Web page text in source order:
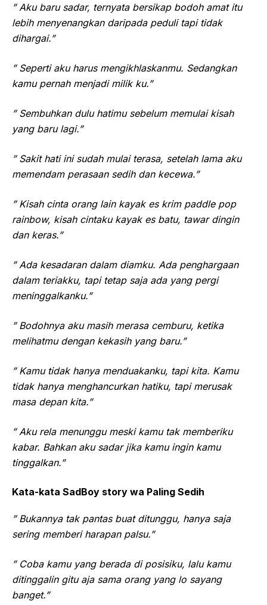
” Aku baru sadar, ternyata bersikap bodoh amat itu
lebih menyenangkan daripada peduli tapi tidak
dihargai.”
” Seperti aku harus mengikhlaskanmu. Sedangkan
kamu pernah menjadi milik ku.”
” Sembuhkan dulu hatimu sebelum memulai kisah
yang baru lagi.”
” Sakit hati ini sudah mulai terasa, setelah lama aku
memendam perasaan sedih dan kecewa.”
” Kisah cinta orang lain kayak es krim paddle pop
rainbow, kisah cintaku kayak es batu, tawar dingin
dan keras.”
” Ada kesadaran dalam diamku. Ada penghargaan
dalam teriakku, tapi tetap saja ada yang pergi
meninggalkanku.”
” Bodohnya aku masih merasa cemburu, ketika
melihatmu dengan kekasih yang baru.”
” Kamu tidak hanya menduakanku, tapi kita. Kamu
tidak hanya menghancurkan hatiku, tapi merusak
masa depan kita.”
” Aku rela menunggu meski kamu tak memberiku
kabar. Bahkan aku sadar jika kamu ingin kamu
tinggalkan.”
Kata-kata SadBoy story wa Paling Sedih
” Bukannya tak pantas buat ditunggu, hanya saja
sering memberi harapan palsu.”
” Coba kamu yang berada di posisiku, lalu kamu
ditinggalin gitu aja sama orang yang lo sayang
banget.”